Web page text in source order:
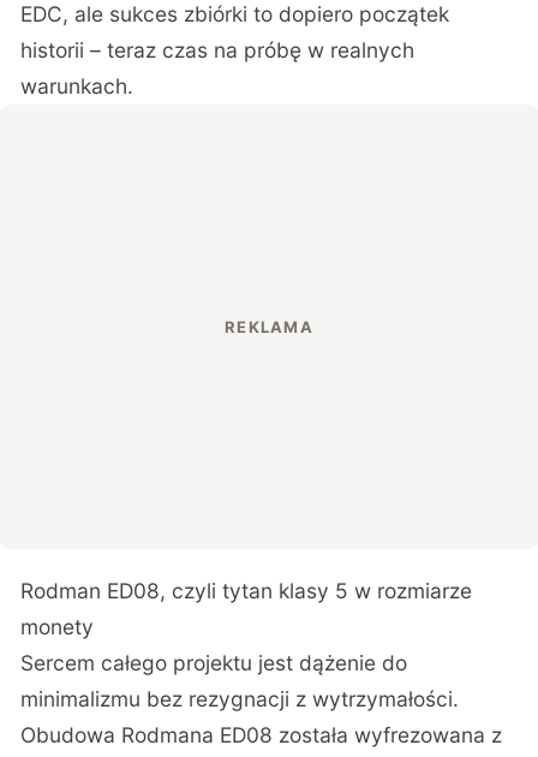
EDC, ale sukces zbiórki to dopiero początek
historii – teraz czas na próbę w realnych
warunkach.
Rodman ED08, czyli tytan klasy 5 w rozmiarze
monety
Sercem całego projektu jest dążenie do
minimalizmu bez rezygnacji z wytrzymałości.
Obudowa Rodmana ED08 została wyfrezowana z